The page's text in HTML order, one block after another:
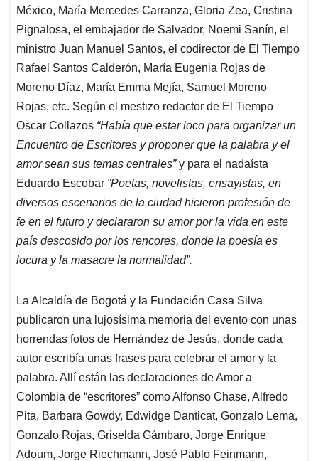
México, María Mercedes Carranza, Gloria Zea, Cristina
Pignalosa, el embajador de Salvador, Noemi Sanín, el
ministro Juan Manuel Santos, el codirector de El Tiempo
Rafael Santos Calderón, María Eugenia Rojas de
Moreno Díaz, María Emma Mejía, Samuel Moreno
Rojas, etc. Según el mestizo redactor de El Tiempo
Oscar Collazos “Había que estar loco para organizar un
Encuentro de Escritores y proponer que la palabra y el
amor sean sus temas centrales”y para el nadaísta
Eduardo Escobar “Poetas, novelistas, ensayistas, en
diversos escenarios de la ciudad hicieron profesión de
fe en el futuro y declararon su amor por la vida en este
país descosido por los rencores, donde la poesía es
locura y la masacre la normalidad”.
La Alcaldía de Bogotá y la Fundación Casa Silva
publicaron una lujosísima memoria del evento con unas
horrendas fotos de Hernández de Jesús, donde cada
autor escribía unas frases para celebrar el amor y la
palabra. Allí están las declaraciones de Amor a
Colombia de “escritores” como Alfonso Chase, Alfredo
Pita, Barbara Gowdy, Edwidge Danticat, Gonzalo Lema,
Gonzalo Rojas, Griselda Gámbaro, Jorge Enrique
Adoum, Jorge Riechmann, José Pablo Feinmann,